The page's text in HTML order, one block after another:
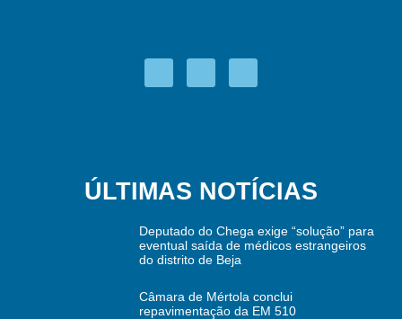
ÚLTIMAS NOTÍCIAS
Deputado do Chega exige “solução” para
eventual saída de médicos estrangeiros
do distrito de Beja
Câmara de Mértola conclui
repavimentação da EM 510